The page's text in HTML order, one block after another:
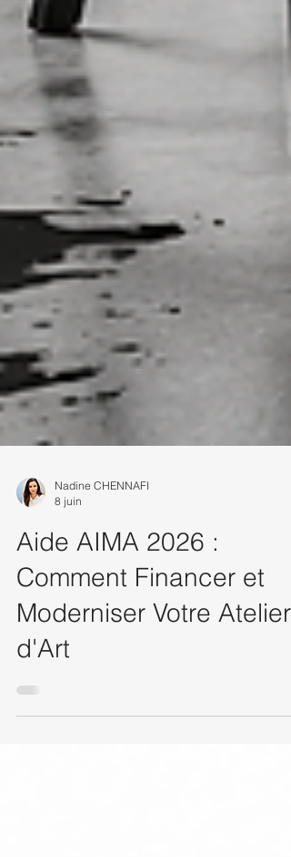
Nadine CHENNAFI
Aide AIMA 2026 :
Comment Financer et
Moderniser Votre Atelier
d'Art